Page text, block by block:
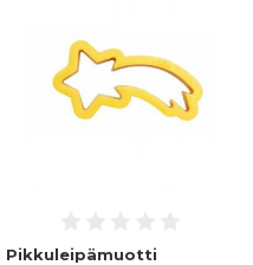
Pikkuleipämuotti